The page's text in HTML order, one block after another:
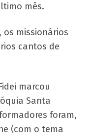
mês.
, os missionários
cantos de
marcou
Santa
foram,
(com o tema